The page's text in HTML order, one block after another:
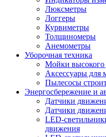
Люксметры
Логгеры
Курвиметры
Толщиномеры
Анемометры
Уборочная техника
Мойки высокого
Аксессуары для
Пылесосы
Энергосбережение и
Датчики
Датчики
LED-
движения